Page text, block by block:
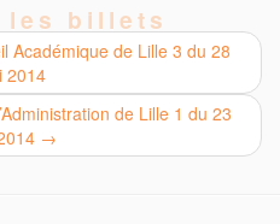
les billets
Académique de Lille 3 du 28
2014
de Lille 1 du 23
→